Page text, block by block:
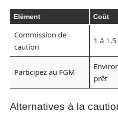
Elément Coût
Commission de
caution
1 à
Participez au FGM
prêt
Alternatives à la